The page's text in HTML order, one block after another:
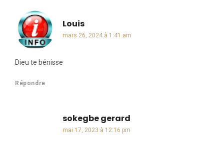
Louisdit :
mars 26, 2024 à 1:41 am
Dieu te bénisse
Répondre
sokegbe gerard
mai 17, 2023 à 12:16 pm